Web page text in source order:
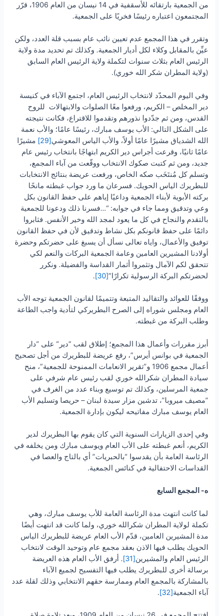
من الجمعية بارتقائه للأسقفية في 14 نيسان من العام 1906، قرّر
المجتمعون اعتباره رئيسًا فخريًا على الجمعية.
وتقرر في هذا المجمع عدم تعيين نائب عام بسبب قلة العدد، ولكن
عيِّن بالمقابل وكلاء لكل أديار الجمعية. وكذلك تم تحديد مدة ولاية
الرئيس العام بثلاث سنوات لتكملة ولاية الرئيس العام السابق
(ولاية المطران شكر الله خوري).
وفي اليوم المحدّد لانتخاب الرئيس العام، اجتمع الآباء في كنيسة
دير المخلص – الكريم، ورفعوا معًا الصلوات والابتهالات للروح
القدس، ومن ثم جدّدوا نذورهم وتقدموا للاقتراع، فكانت نتيجته
على الشكل التالي: الأب يوسف مبارك، رئيسًا عامًا؛ والأب نعمة
الله الشدياق مشيرًا عامًا أولاً، والأب الياس المعوشي[29]
مشيرًا
عامًا ثانيًا، وقرعت أجراس دير الكريم ابتهاجًا بانتخاب رئيس عام
جديد، ومن ثم كتبت صكوك الانتخاب ووقّعت من آباء المجمع،
وتسلم كل مُنتَخَب صكه الخاص، ورفعت عريضة بنتائج الانتخابات
للبطريرك الياس الحويك. فسرعان ما ورد جواب غبطته مانحًا
بركته الأبوية لأبناء الجمعية وداعيًا إياهم على حفظ القانون بكل
وعي وتدقيق ومما جاء في جوابه: “…فسرنا ذلك ودعونا للجمعية
بالتقدم والنجاح في كل ما يعود لمجد الله وخير الأنفس. فثابروا
دائمًا على حفظ قانونكم بكل نشاط وتدقيق لأن في حفظ القانون
توفيق والأعمال، واياه تعالى نسأل أن يسبغ على حضرتكم وحضرة
أولادنا المشيرين العامين وعامة الجمعية البركات والنعم لكي
تتحقق لكم الآمال وتثمروا أثمار القداسة والفضيلة. ونكرر
لحضرتكم البركة الرسولية تكرارًا”[30]
.
ووفقًا للعوائد والتقاليد المتبعة وتتميمًا لقانون الجمعية توجه الأب
العام ومجلس شوراه إلى الصرح البطريركي لتأدية واجب الطاعة
وطلب البركة من غبطته.
أبرز مقررات وأعمال هذا المجمع؛ إطلاق لقب “دير” على “دار
الجمعية في بوانس أيرس”، رفع عريضة للبطريرك من أجل تصحيح
أعمال مجمع 1906 و”تقرير الانعامات الممنوحة للجمعية”، منح
سيادة المطران شكرالله خوري لقب رئيس عام شرفي على
جمعية المرسلين، وكذلك تم توسيع وبناء عدد من الغرف في
“مصيف ميروبا”، تدشين مزار سيدة لبنان – حريصا وتسليم الأب
العام يوسف مبارك مفاتيحه ليكون بإدارة الجمعية.
وفي إحدى الزيارات السنوية التي كان يقوم بها البطريرك لدير
الكريم، أنعم غبطته على الأب العام ويوسف مبارك ومن يخلفه في
الرئاسة العامة بأن يقدسوا “بالحبريات” أي بالتاج والعصا في
القداسات الاحتفالية في كنائس الجمعية.
ه- المجمع السابع
لما كانت انتهت مدة الرئاسة العامة للأب يوسف مبارك، وهي
تكملة لولاية المطران شكرالله خوري، ولما كانت قد انتهت أيضًا
مدة المشيرين العامين، قدّم الأب العام عريضة للبطريرك الياس
الحويك يطلب فيها الاذن بعقد مجمع عام وتوحيد الوقت لانتخاب
الرئيس العام والمشيرين[31]
. أرفق الأب العام هذه العريضة
برسالة أخرى للبطريرك يطلب فيها التفسيح لجميع الآباء
بالمشاركة بالمجمع العام وممارسة حقهم الانتخابي وذلك لقلة عدد
آباء الجمعية[32]
.